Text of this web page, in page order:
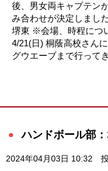
後、男女両キャプテン
み合わせが決定しまし
堺東 ※会場、時程につ
4/21(日) 桐蔭高校さん
グウエーブまで行って
ハンドボール部
2024年04月03日 10:32